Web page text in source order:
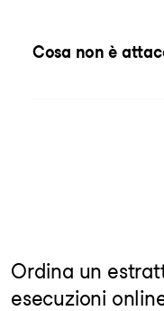
Cosa non è
Ordina un
esecuzioni